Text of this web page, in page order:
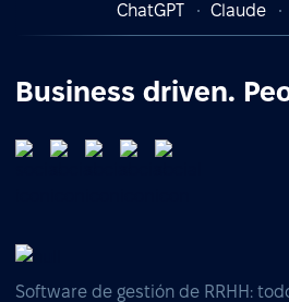
ChatGPT
Claude
Business driven.
Software de gestión de RRHH: